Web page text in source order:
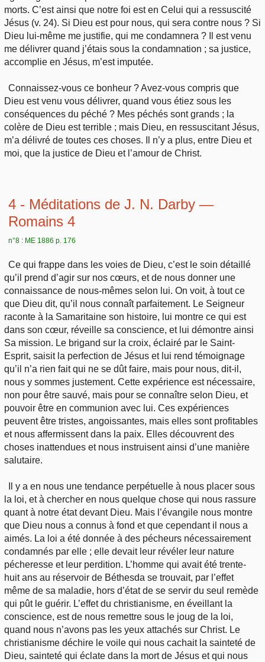
morts. C’est ainsi que notre foi est en Celui qui a ressuscité
Jésus (v. 24). Si Dieu est pour nous, qui sera contre nous ? Si
Dieu lui-même me justifie, qui me condamnera ? Il est venu
me délivrer quand j’étais sous la condamnation ; sa justice,
accomplie en Jésus, m’est imputée.
Connaissez-vous ce bonheur ? Avez-vous compris que
Dieu est venu vous délivrer, quand vous étiez sous les
conséquences du péché ? Mes péchés sont grands ; la
colère de Dieu est terrible ; mais Dieu, en ressuscitant Jésus,
m’a délivré de toutes ces choses. Il n’y a plus, entre Dieu et
moi, que la justice de Dieu et l’amour de Christ.
4 - Méditations de J. N. Darby —
Romains 4
n°8 : ME 1886 p. 176
Ce qui frappe dans les voies de Dieu, c’est le soin détaillé
qu’il prend d’agir sur nos cœurs, et de nous donner une
connaissance de nous-mêmes selon lui. On voit, à tout ce
que Dieu dit, qu’il nous connaît parfaitement. Le Seigneur
raconte à la Samaritaine son histoire, lui montre ce qui est
dans son cœur, réveille sa conscience, et lui démontre ainsi
Sa mission. Le brigand sur la croix, éclairé par le Saint-
Esprit, saisit la perfection de Jésus et lui rend témoignage
qu’il n’a rien fait qui ne se dût faire, mais pour nous, dit-il,
nous y sommes justement. Cette expérience est nécessaire,
non pour être sauvé, mais pour se connaître selon Dieu, et
pouvoir être en communion avec lui. Ces expériences
peuvent être tristes, angoissantes, mais elles sont profitables
et nous affermissent dans la paix. Elles découvrent des
choses inattendues et nous instruisent ainsi d’une manière
salutaire.
Il y a en nous une tendance perpétuelle à nous placer sous
la loi, et à chercher en nous quelque chose qui nous rassure
quant à notre état devant Dieu. Mais l’évangile nous montre
que Dieu nous a connus à fond et que cependant il nous a
aimés. La loi a été donnée à des pécheurs nécessairement
condamnés par elle ; elle devait leur révéler leur nature
pécheresse et leur perdition. L’homme qui avait été trente-
huit ans au réservoir de Béthesda se trouvait, par l’effet
même de sa maladie, hors d’état de se servir du seul remède
qui pût le guérir. L’effet du christianisme, en éveillant la
conscience, est de nous remettre sous le joug de la loi,
quand nous n’avons pas les yeux attachés sur Christ. Le
christianisme déchire le voile qui nous cachait la sainteté de
Dieu, sainteté qui éclate dans la mort de Jésus et qui nous